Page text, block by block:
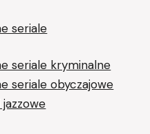
seriale
seriale kryminalne
seriale obyczajowe